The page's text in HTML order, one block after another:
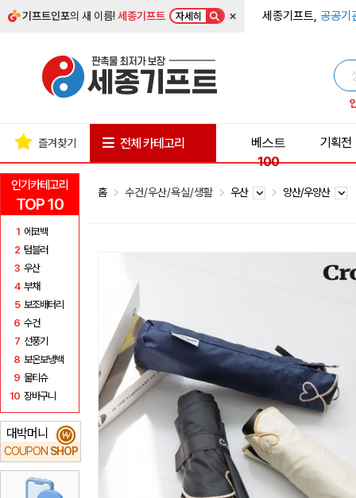
기프트인포의 새 이름!세종기프트 자세히 × 세종기프트, 공공기
인기카테고리
TOP 10
1 에코백
2 텀블러
3 우산
4 부채
5 보조배터리
6 수건
7 선풍기
8 보온보냉백
9 물티슈
10 장바구니
대박머니
COUPON SHOP
₩
즐겨찾기 전체 카테고리
베스트
100
기획전
홈 수건/우산/욕실/생활 우산 양산/우양산